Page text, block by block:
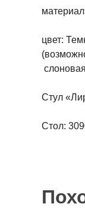
цвет:
Стул
Стол: